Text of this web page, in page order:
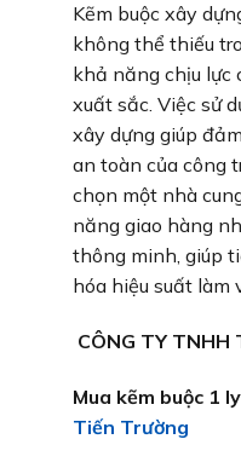
Kẽm buộc xây
không thể thiếu
khả năng chịu lực
xuất sắc. Việc sử
xây dựng giúp
an toàn của công
chọn một nhà
năng giao hàng
thông minh, giúp
hóa hiệu suất làm
CÔNG TY TNHH
Mua kẽm buộc 1
Tiến Trường